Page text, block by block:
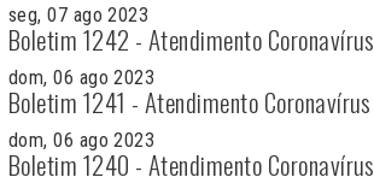
seg, 07 ago 2023
Boletim 1242 - Atendimento Coronavírus
dom, 06 ago 2023
Boletim 1241 - Atendimento Coronavírus
dom, 06 ago 2023
Boletim 1240 - Atendimento Coronavírus